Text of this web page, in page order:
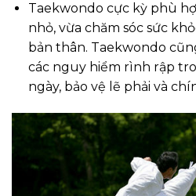
Taekwondo cực kỳ phù
nhỏ, vừa chăm sóc sức
bản thân. Taekwondo
các nguy hiểm rình rập
ngày, bảo vệ lẽ phải và